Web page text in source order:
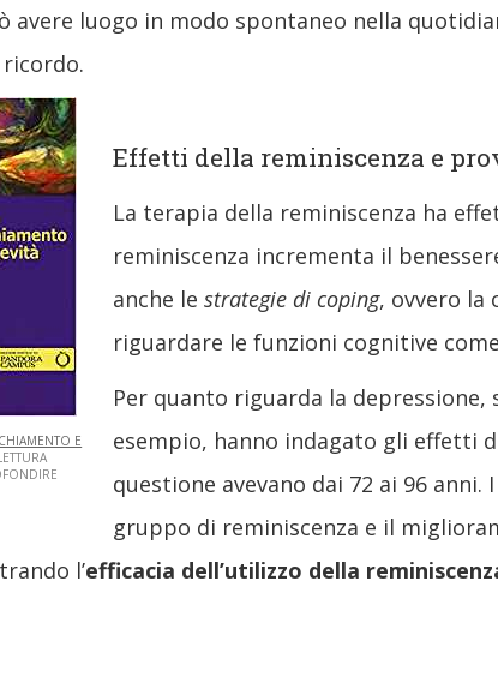
avere luogo in modo spontaneo nella
E
Effetti della reminiscenza e
La terapia della reminiscenza ha
reminiscenza incrementa il
anche lestrategie di coping, ovvero la
riguardare le funzioni cognitive
Per quanto riguarda la
esempio, hanno indagato gli effetti
questione avevano dai 72 ai 96
gruppo di reminiscenza e il
l’efficacia dell’utilizzo della